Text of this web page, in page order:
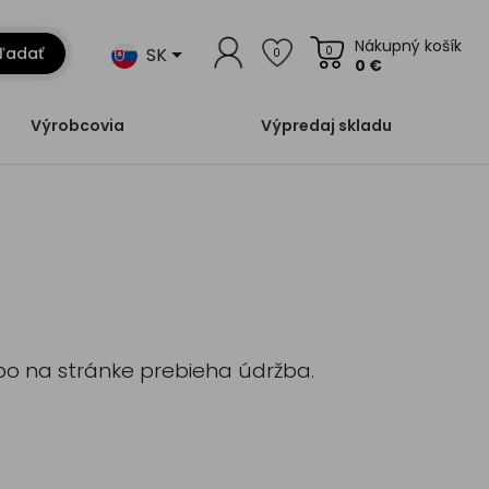
SK 0
Nákupný košík
0 €
0
Výrobcovia Výpredaj skladu
na stránke prebieha údržba.